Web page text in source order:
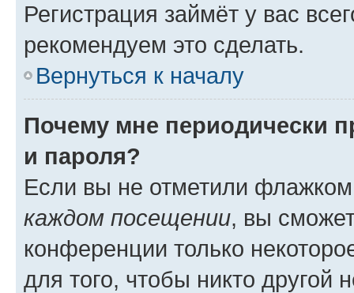
Регистрация займёт у вас
рекомендуем это сделать.
Вернуться к началу
Почему мне периодически
и пароля?
Если вы не отметили
каждом посещении, вы
конференции только
для того, чтобы никто другой